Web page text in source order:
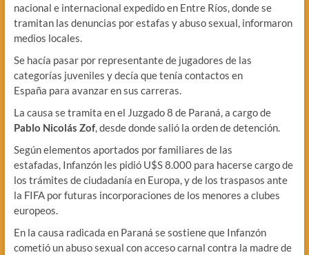
nacional e internacional expedido en Entre Ríos, donde se
tramitan las denuncias por estafas y abuso sexual, informaron
medios locales.
Se hacía pasar por representante de jugadores de las
categorías juveniles y decía que tenía contactos en
España para avanzar en sus carreras.
La causa se tramita en el Juzgado 8 de Paraná, a cargo de
Pablo Nicolás Zof, desde donde salió la orden de detención.
Según elementos aportados por familiares de las
estafadas, Infanzón les pidió U$S 8.000 para hacerse cargo de
los trámites de ciudadanía en Europa, y de los traspasos ante
la FIFA por futuras incorporaciones de los menores a clubes
europeos.
En la causa radicada en Paraná se sostiene que Infanzón
cometió un abuso sexual con acceso carnal contra la madre de